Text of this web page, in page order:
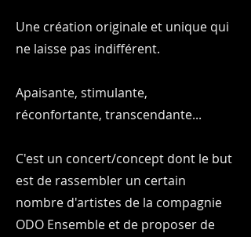
Une création originale et unique qui
ne laisse pas indifférent.
Apaisante, stimulante,
réconfortante, transcendante...
C'est un concert/concept dont le but
est de rassembler un certain
nombre d'artistes de la compagnie
ODO Ensemble et de proposer de